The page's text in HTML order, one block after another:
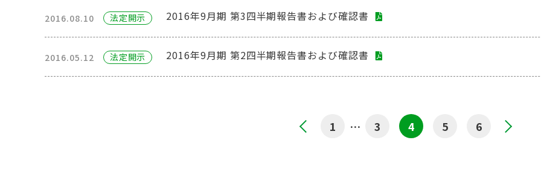
2016.08.10 法定開⽰ 2016年9月期 第3四半期報告書および確認書
2016.05.12 法定開⽰ 2016年9月期 第2四半期報告書および確認書
1 … 3 4 5 6